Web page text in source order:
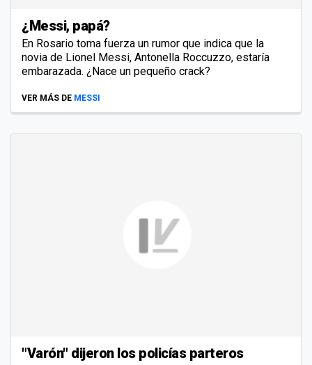
¿Messi, papá?
En Rosario toma fuerza un rumor que indica que la
novia de Lionel Messi, Antonella Roccuzzo, estaría
embarazada. ¿Nace un pequeño crack?
VER MÁS DE MESSI
"Varón" dijeron los policías parteros